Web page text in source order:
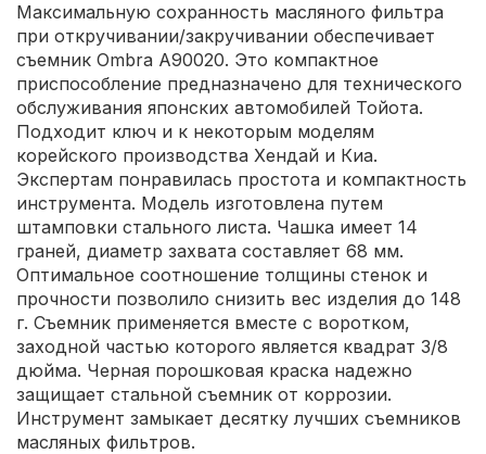
Максимальную сохранность масляного фильтра
при откручивании/закручивании обеспечивает
съемник Ombra A90020. Это компактное
приспособление предназначено для технического
обслуживания японских автомобилей Тойота.
Подходит ключ и к некоторым моделям
корейского производства Хендай и Киа.
Экспертам понравилась простота и компактность
инструмента. Модель изготовлена путем
штамповки стального листа. Чашка имеет 14
граней, диаметр захвата составляет 68 мм.
Оптимальное соотношение толщины стенок и
прочности позволило снизить вес изделия до 148
г. Съемник применяется вместе с воротком,
заходной частью которого является квадрат 3/8
дюйма. Черная порошковая краска надежно
защищает стальной съемник от коррозии.
Инструмент замыкает десятку лучших съемников
масляных фильтров.